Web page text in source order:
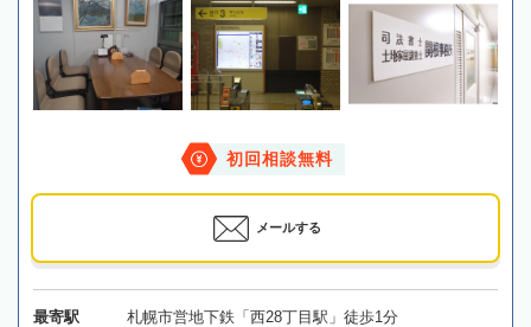
初回相談無料
メールする
最寄駅 札幌市営地下鉄「西28丁目駅」徒歩1分